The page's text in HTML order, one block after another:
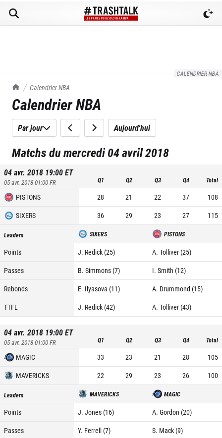
CALENDRIER NBA
TrashTalk Actu NBA
Calendrier NBA
Calendrier NBA
Par jour Aujourd'hui
Matchs du mercredi 04 avril 2018
04 avr. 2018 19:00ET
05 avr. 2018 01:00FR Q1 Q2 Q3 Q4 Total
PISTONS 28 21 22 37
108
SIXERS
36 29 23 27 115
Leaders SIXERS PISTONS
Points J. Redick (25)
A. Tolliver (25)
Passes
B. Simmons (7)
I. Smith (12)
Rebonds
E. Ilyasova (11)
A. Drummond (15)
TTFL
J. Redick (42) A. Tolliver (43)
04 avr. 2018 19:00ET
05 avr. 2018 01:00FR Q1 Q2 Q3 Q4 Total
MAGIC 33 23 21 28
105
MAVERICKS
22 29 23 26 100
Leaders MAVERICKS MAGIC
Points J. Jones (16)
A. Gordon (20)
Passes
Y. Ferrell (7)
S. Mack (9)